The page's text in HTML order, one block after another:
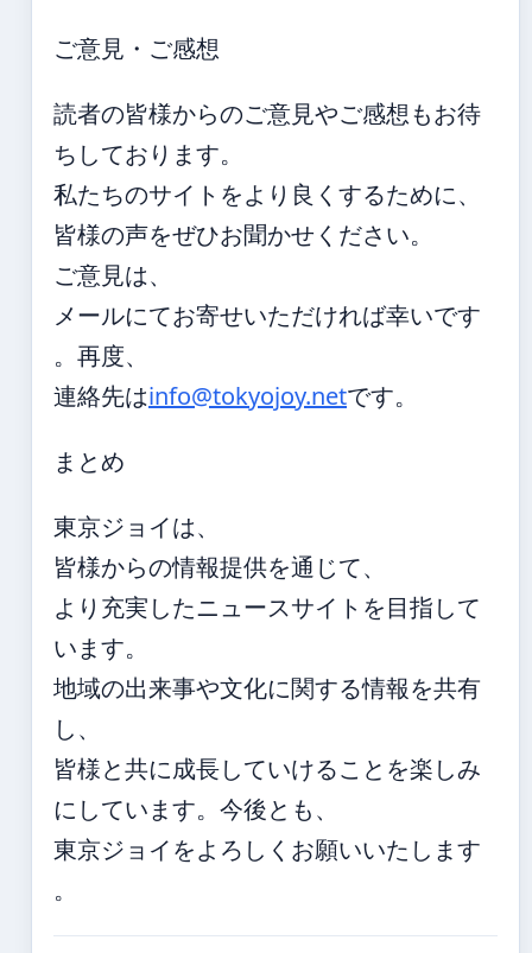
ご意見・ご感想
読者の皆様からのご意見やご感想もお待
ちしております。
私たちのサイトをより良くするために、
皆様の声をぜひお聞かせください。
ご意見は、
メールにてお寄せいただければ幸いです
。再度、
連絡先はinfo@tokyojoy.netです。
まとめ
東京ジョイは、
皆様からの情報提供を通じて、
より充実したニュースサイトを目指して
います。
地域の出来事や文化に関する情報を共有
し、
皆様と共に成長していけることを楽しみ
にしています。今後とも、
東京ジョイをよろしくお願いいたします
。